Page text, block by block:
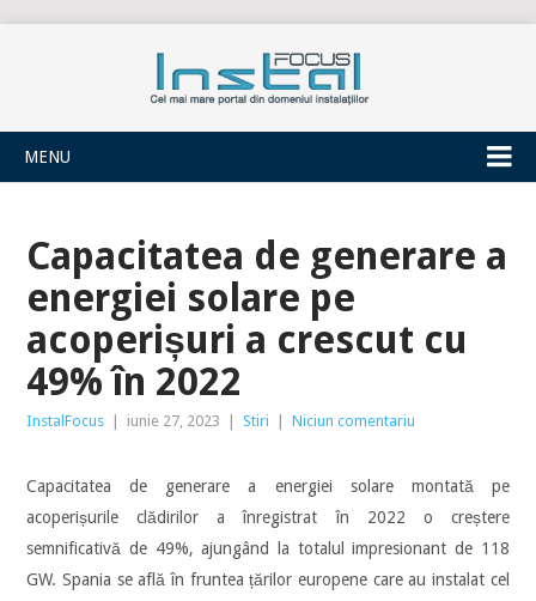
INSTALFOCUS
MENU
Capacitatea de generare a
energiei solare pe
acoperișuri a crescut cu
49% în 2022
InstalFocus iunie 27, 2023 Stiri Niciun comentariu
Capacitatea de generare a energiei solare montată pe
acoperișurile clădirilor a înregistrat în 2022 o creștere
semnificativă de 49%, ajungând la totalul impresionant de 118
GW. Spania se află în fruntea țărilor europene care au instalat cel